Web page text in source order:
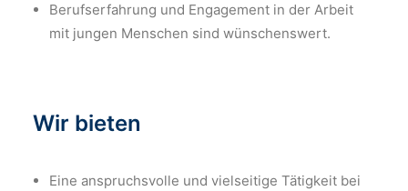
Berufserfahrung und Engagement in der Arbeit
mit jungen Menschen sind wünschenswert.
Wir bieten
Eine anspruchsvolle und vielseitige Tätigkeit bei